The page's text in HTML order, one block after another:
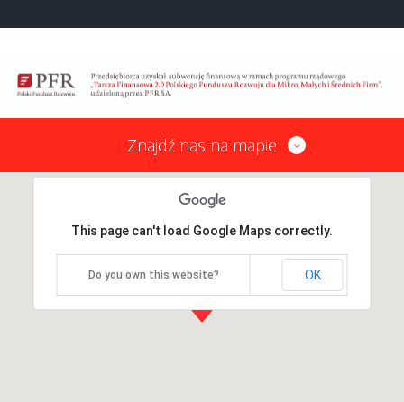
Znajdź nas na mapie
This page can't load Google Maps correctly.
Do you own this website? OK